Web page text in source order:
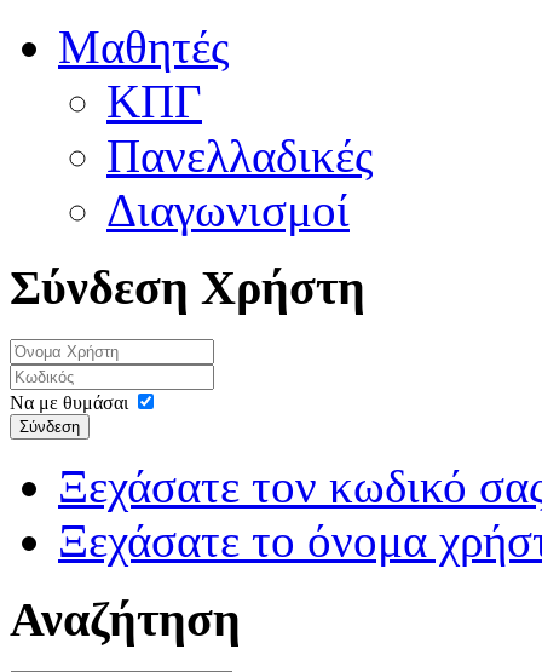
Μαθητές
ΚΠΓ
Πανελλαδικές
Διαγωνισμοί
Σύνδεση Χρήστη
Να με θυμάσαι
Σύνδεση
Ξεχάσατε τον κωδικό
Ξεχάσατε το όνομα
Αναζήτηση